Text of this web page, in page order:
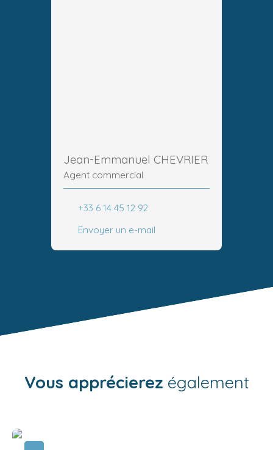
Jean-Emmanuel CHEVRIER
Agent commercial
+33 6 14 45 12 92
Envoyer un e-mail
Vous apprécierez également